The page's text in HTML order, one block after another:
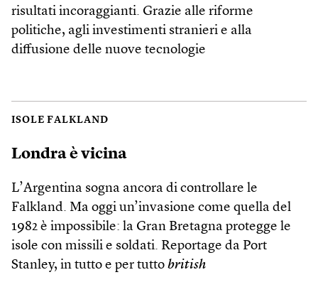
risultati incoraggianti. Grazie alle riforme
politiche, agli investimenti stranieri e alla
diffusione delle nuove tecnologie
ISOLE FALKLAND
Londra è vicina
L’Argentina sogna ancora di controllare le
Falkland. Ma oggi un’invasione come quella del
1982 è impossibile: la Gran Bretagna protegge le
isole con missili e soldati. Reportage da Port
Stanley, in tutto e per tutto british